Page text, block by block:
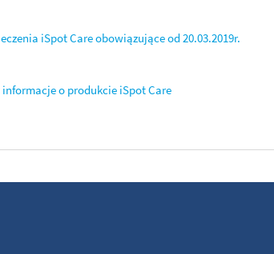
iSpot Care obowiązujące od 20.03.2019r.
o produkcie iSpot Care